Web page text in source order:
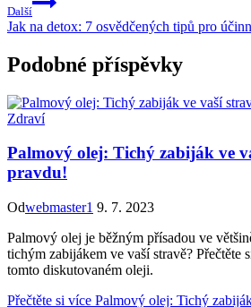
Další
Jak na detox: 7 osvědčených tipů pro
Podobné příspěvky
Zdraví
Palmový olej: Tichý zabiják ve
pravdu!
Odwebmaster1 9. 7. 2023
Palmový olej je běžným přísadou ve
tichým zabijákem ve vaší stravě? Přečtěte
tomto diskutovaném oleji.
Přečtěte si více Palmový olej: Tichý